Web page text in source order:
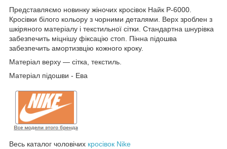
Представляємо новинку жіночих кросівок Найк Р-6000.
Кросівки білого кольору з чорними деталями. Верх зроблен з
шкіряного матеріалу і текстильної сітки. Стандартна шнурівка
забезпечить міцнішу фіксацію стоп. Пінна підошва
забезпечить амортизвцію кожного кроку.
Матеріал верху — сітка, текстиль.
Матеріал підошви - Ева
Весь каталог чоловічих кросівок Nike